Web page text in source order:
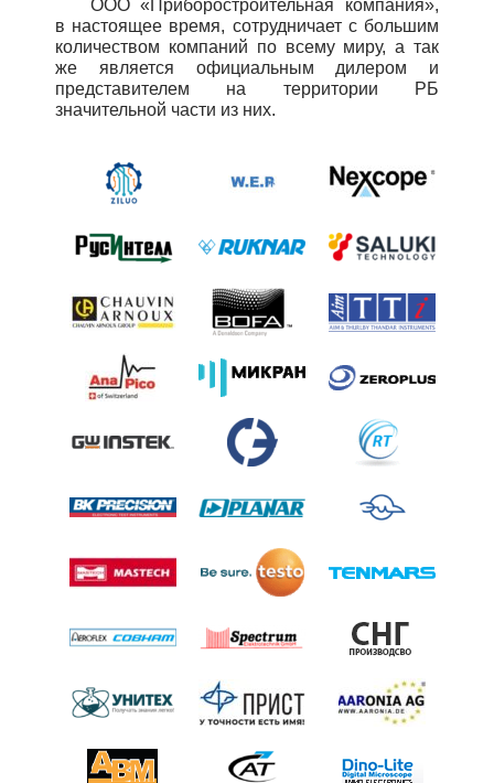
ООО «Приборостроительная компания»,
в настоящее время, сотрудничает с большим
количеством компаний по всему миру, а так
же является официальным дилером и
представителем на территории РБ
значительной части из них.